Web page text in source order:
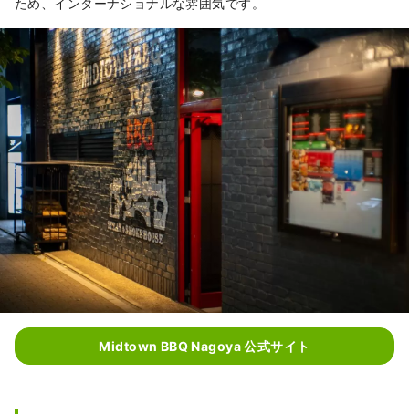
Midtown BBQ Nagoya 公式サイト